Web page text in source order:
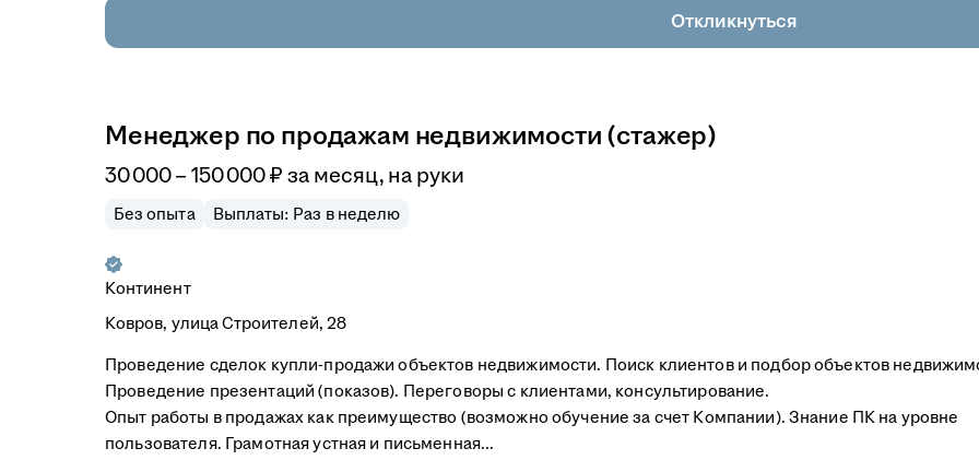
Откликнуться
Менеджер по продажам недвижимости (стажер)
30 000–150 000₽ за месяц, на руки
Без опыта Выплаты: Раз в неделю
Континент
Ковров, улица Строителей, 28
Проведение сделок купли-продажи объектов недвижимости. Поиск клиентов и подбор объектов
Проведение презентаций (показов). Переговоры с клиентами, консультирование.
Опыт работы в продажах как преимущество (возможно обучение за счет Компании). Знание ПК на уровне
пользователя. Грамотная устная и письменная...